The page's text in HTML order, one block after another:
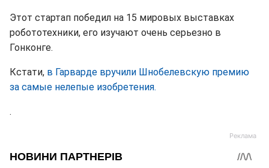
Этот стартап победил на 15 мировых выставках
робототехники, его изучают очень серьезно в
Гонконге.
Кстати, в Гарварде вручили Шнобелевскую премию
за самые нелепые изобретения.
.